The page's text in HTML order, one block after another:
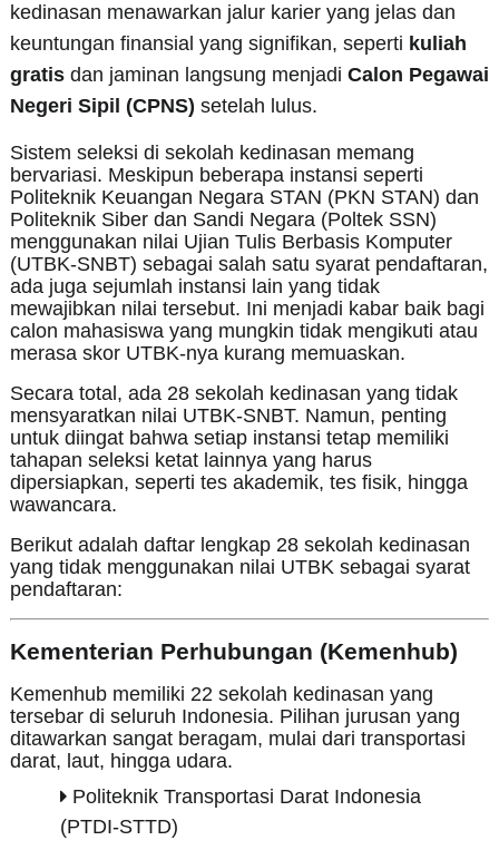
kedinasan menawarkan jalur karier yang jelas dan
keuntungan finansial yang signifikan, seperti kuliah
gratisdan jaminan langsung menjadi Calon Pegawai
Negeri Sipil (CPNS) setelah lulus.
Sistem seleksi di sekolah kedinasan memang
bervariasi. Meskipun beberapa instansi seperti
Politeknik Keuangan Negara STAN (PKN STAN) dan
Politeknik Siber dan Sandi Negara (Poltek SSN)
menggunakan nilai Ujian Tulis Berbasis Komputer
(UTBK-SNBT) sebagai salah satu syarat pendaftaran,
ada juga sejumlah instansi lain yang tidak
mewajibkan nilai tersebut. Ini menjadi kabar baik bagi
calon mahasiswa yang mungkin tidak mengikuti atau
merasa skor UTBK-nya kurang memuaskan.
Secara total, ada 28 sekolah kedinasan yang tidak
mensyaratkan nilai UTBK-SNBT. Namun, penting
untuk diingat bahwa setiap instansi tetap memiliki
tahapan seleksi ketat lainnya yang harus
dipersiapkan, seperti tes akademik, tes fisik, hingga
wawancara.
Berikut adalah daftar lengkap 28 sekolah kedinasan
yang tidak menggunakan nilai UTBK sebagai syarat
pendaftaran:
Kementerian Perhubungan (Kemenhub)
Kemenhub memiliki 22 sekolah kedinasan yang
tersebar di seluruh Indonesia. Pilihan jurusan yang
ditawarkan sangat beragam, mulai dari transportasi
darat, laut, hingga udara.
Politeknik Transportasi Darat Indonesia
(PTDI-STTD)